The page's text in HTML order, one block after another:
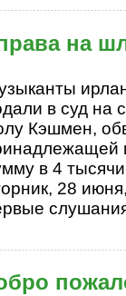
на
в суд на
Кэшмен,
в 4
28